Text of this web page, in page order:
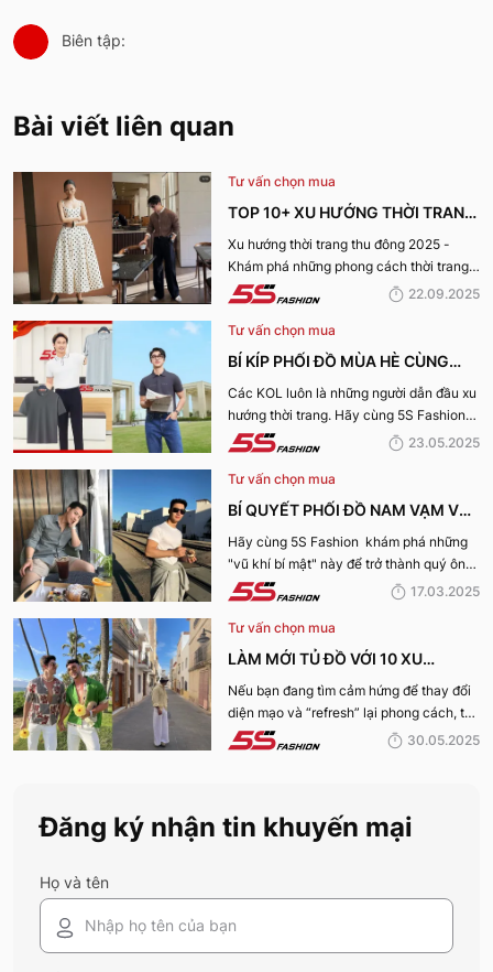
Biên tập:
Bài viết liên quan
Tư vấn chọn mua
TOP 10+ XU HƯỚNG THỜI TRANG
THU ĐÔNG 2025 TRENDY, GÂY
BÃO
Xu hướng thời trang thu đông 2025 -
Khám phá những phong cách thời trang
“làm mưa làm gió” từ sàn runway đến
22.09.2025
Tư vấn chọn mua
BÍ KÍP PHỐI ĐỒ MÙA HÈ CÙNG
KOL 5S FASHION: STYLE THU HÚT
CHO MỌI CHÀNG TRAI
Các KOL luôn là những người dẫn đầu xu
hướng thời trang. Hãy cùng 5S Fashion
điểm qua những bí kíp phối đồ mùa hè
23.05.2025
Tư vấn chọn mua
BÍ QUYẾT PHỐI ĐỒ NAM VẠM VỠ
ĐẸP, THU HÚT PHÁI NỮ
Hãy cùng 5S Fashion khám phá những
"vũ khí bí mật" này để trở thành quý ông
thu hút nhờ “tận dụng” triệt để những ưu
nhé:
17.03.2025
Tư vấn chọn mua
LÀM MỚI TỦ ĐỒ VỚI 10 XU
HƯỚNG THỜI TRANG HOT NHẤT
MÙA HÈ 2025
Nếu bạn đang tìm cảm hứng để thay đổi
diện mạo và “refresh” lại phong cách, thì
10 xu hướng thời trang Hè 2025 này
năm nay nhé!
30.05.2025
Đăng ký nhận tin khuyến mại
Họ và tên